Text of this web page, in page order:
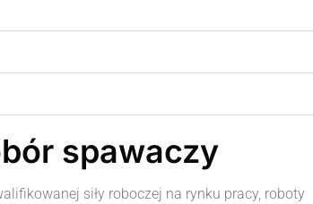
spawaczy
siły roboczej na rynku pracy, roboty